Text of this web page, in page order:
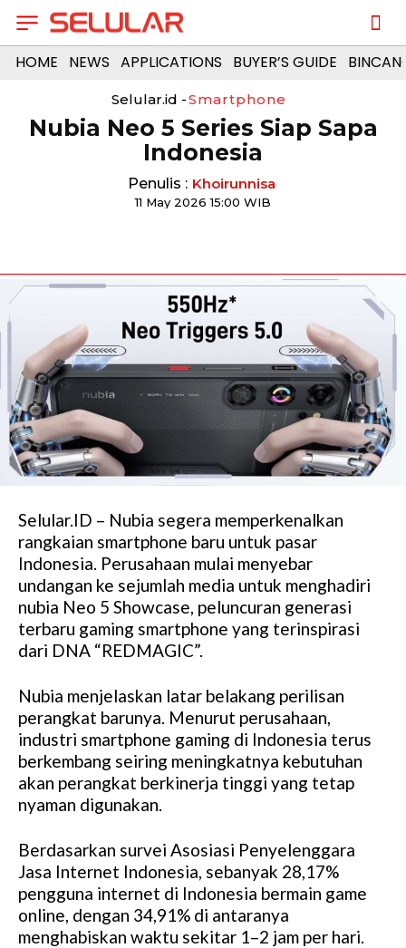
HOME NEWS APPLICATIONS BUYER’S GUIDE
Selular.id -Smartphone
Nubia Neo 5 Series Siap Sapa
Indonesia
Penulis : Khoirunnisa
11 May 2026 15:00 WIB
Selular.ID – Nubia segera memperkenalkan
rangkaian smartphone baru untuk pasar
Indonesia. Perusahaan mulai menyebar
undangan ke sejumlah media untuk menghadiri
nubia Neo 5 Showcase, peluncuran generasi
terbaru gaming smartphone yang terinspirasi
dari DNA “REDMAGIC”.
Nubia menjelaskan latar belakang perilisan
perangkat barunya. Menurut perusahaan,
industri smartphone gaming di Indonesia terus
berkembang seiring meningkatnya kebutuhan
akan perangkat berkinerja tinggi yang tetap
nyaman digunakan.
Berdasarkan survei Asosiasi Penyelenggara
Jasa Internet Indonesia, sebanyak 28,17%
pengguna internet di Indonesia bermain game
online, dengan 34,91% di antaranya
menghabiskan waktu sekitar 1–2 jam per hari.